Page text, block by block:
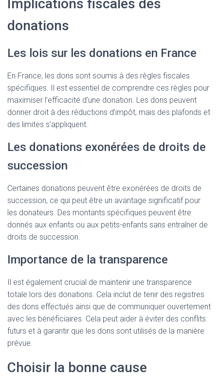
Implications fiscales des
donations
Les lois sur les donations en France
En France, les dons sont soumis à des règles fiscales
spécifiques. Il est essentiel de comprendre ces règles pour
maximiser l’efficacité d’une donation. Les dons peuvent
donner droit à des réductions d’impôt, mais des plafonds et
des limites s’appliquent.
Les donations exonérées de droits de
succession
Certaines donations peuvent être exonérées de droits de
succession, ce qui peut être un avantage significatif pour
les donateurs. Des montants spécifiques peuvent être
donnés aux enfants ou aux petits-enfants sans entraîner de
droits de succession.
Importance de la transparence
Il est également crucial de maintenir une transparence
totale lors des donations. Cela inclut de tenir des registres
des dons effectués ainsi que de communiquer ouvertement
avec les bénéficiaires. Cela peut aider à éviter des conflits
futurs et à garantir que les dons sont utilisés de la manière
prévue.
Choisir la bonne cause